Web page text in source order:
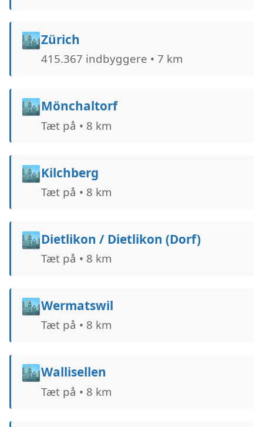
🏙️Zürich
415.367 indbyggere • 7 km
🏙️Mönchaltorf
Tæt på • 8 km
🏙️Kilchberg
Tæt på • 8 km
🏙️Dietlikon / Dietlikon (Dorf)
Tæt på • 8 km
🏙️Wermatswil
Tæt på • 8 km
🏙️Wallisellen
Tæt på • 8 km